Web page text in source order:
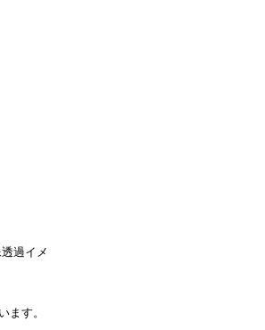
過イメ
ます。